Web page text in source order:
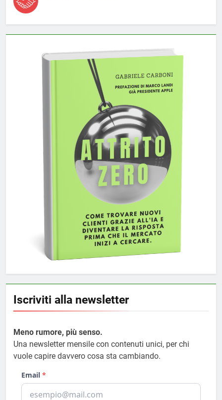
Iscriviti alla newsletter
Meno rumore, più senso.
Una newsletter mensile con contenuti unici, per chi
vuole capire davvero cosa sta cambiando.